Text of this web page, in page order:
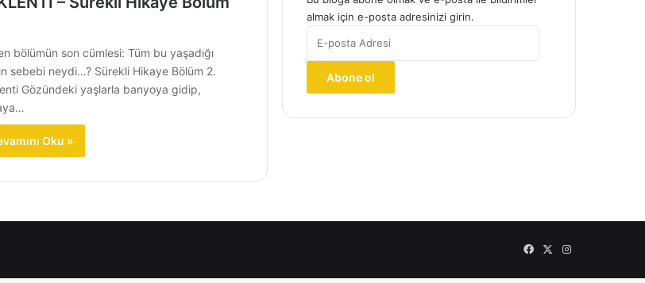
bölümün son cümlesi: Tüm bu yaşadığı
sebebi neydi…? Sürekli Hikaye Bölüm 2.
Gözündeki yaşlarla banyoya gidip,
Oku »
almak için e-posta adresinizi girin.
posta
Abone ol
Facebook
X Instagram